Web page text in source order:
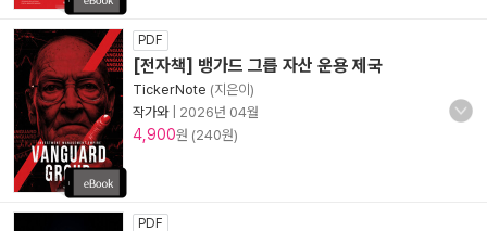
PDF
[전자책] 뱅가드 그릅 자산 운용 제국
TickerNote (지은이)
작가와| 2026년 04월
4,900원 (240원)
PDF